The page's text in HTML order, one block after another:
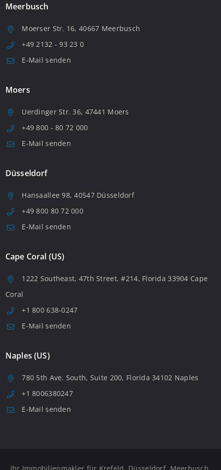
Meerbusch
Moerser Str. 16, 40667 Meerbusch
+49 2132 - 93 23 0
E-Mail senden
Moers
Uerdinger Str. 36, 47441 Moers
+49 800 - 80 72 000
E-Mail senden
Düsseldorf
Hansaallee 98, 40547 Düsseldorf
+49 800 80 72 000
E-Mail senden
Cape Coral (US)
1222 Southeast, 47th Street, #214, Florida 33904 Cape
Coral
+1 800 638-0247
E-Mail senden
Naples (US)
780 5th Ave. South, Suite 200, Florida 34102 Naples
+1 8006380247
E-Mail senden
Ihr Immobilienmakler für Krefeld, Düsseldorf, Meerbusch,